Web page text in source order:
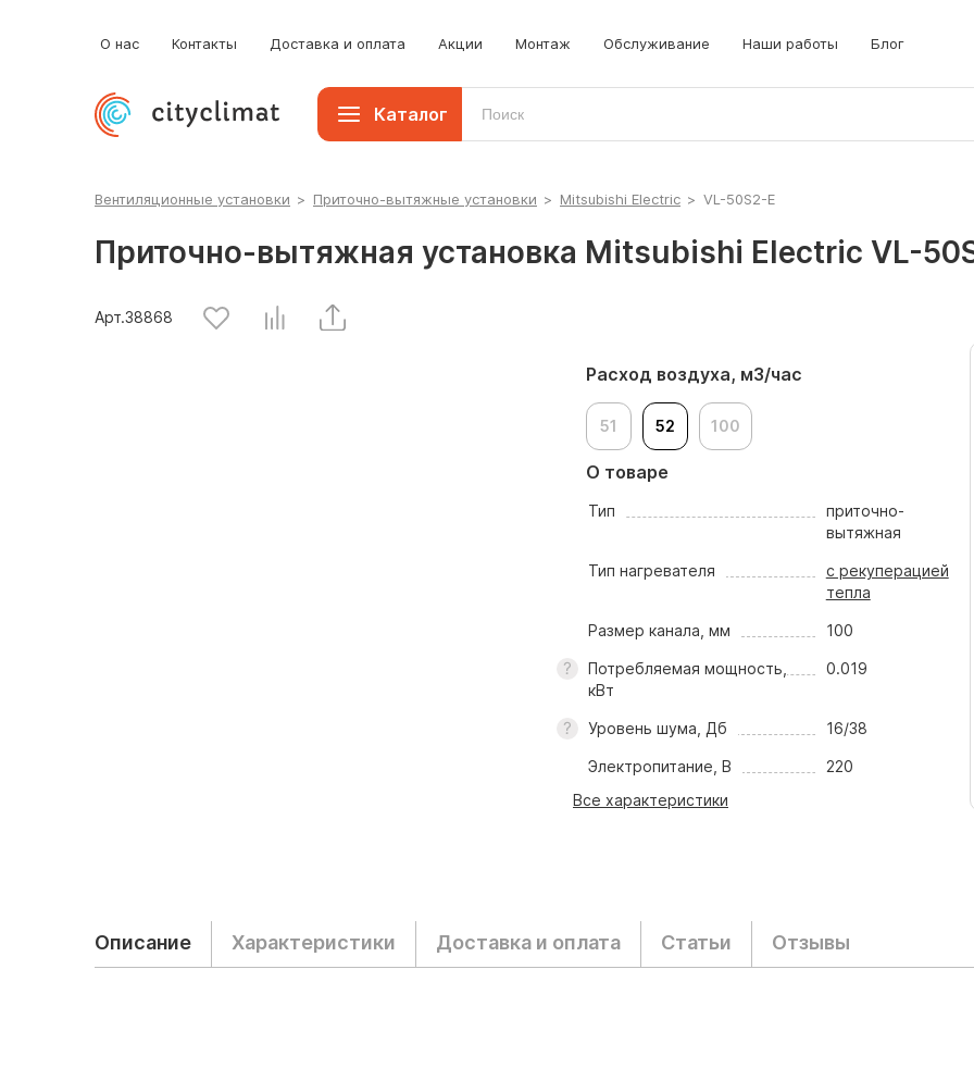
О нас Контакты Доставка и оплата Акции Монтаж Обслуживание Наши работы Блог
Каталог
Вентиляционные установки > Приточно-вытяжные установки > Mitsubishi Electric > VL-50S2-E
Приточно-вытяжная установка Mitsubishi Electric VL-
Арт.38868
Расход воздуха, м3/час
51 52 100
О товаре
Тип
приточно-
вытяжная
Тип нагревателя
с рекуперацией
тепла
Размер канала, мм 100
Потребляемая мощность,
кВт
0.019
Уровень шума, Дб 16/38
Электропитание, В
220
Все характеристики
Описание Характеристики Доставка и оплата Статьи Отзывы